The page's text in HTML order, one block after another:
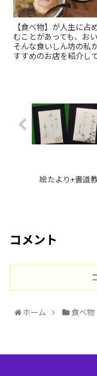
【食べ物】が人生に
むことがあっても、お
そんな食いしん坊の私
すすめのお店を紹介
絵たより+書道
コメント
ホーム 食べ物